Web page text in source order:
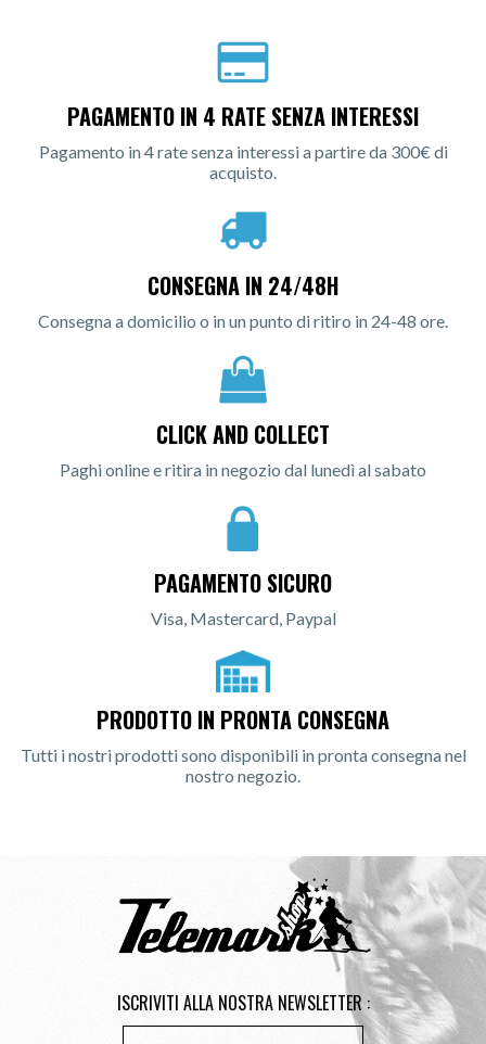
PAGAMENTO IN 4 RATE SENZA INTERESSI
Pagamento in 4 rate senza interessi a partire da 300€ di
acquisto.
CONSEGNA IN 24/48H
Consegna a domicilio o in un punto di ritiro in 24-48 ore.
CLICK AND COLLECT
Paghi online e ritira in negozio dal lunedì al sabato
PAGAMENTO SICURO
Visa, Mastercard, Paypal
PRODOTTO IN PRONTA CONSEGNA
Tutti i nostri prodotti sono disponibili in pronta consegna nel
nostro negozio.
ISCRIVITI ALLA NOSTRA NEWSLETTER :